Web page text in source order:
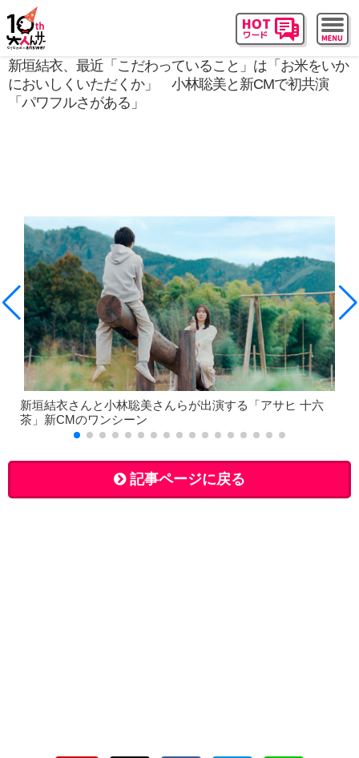
新垣結衣、最近「こだわっていること」は「お米をいか
においしくいただくか」 小林聡美と新CMで初共演
「パワフルさがある」
新垣結衣さんと小林聡美さんらが出演する「アサヒ 十六
茶」新CMのワンシーン
記事ページに戻る